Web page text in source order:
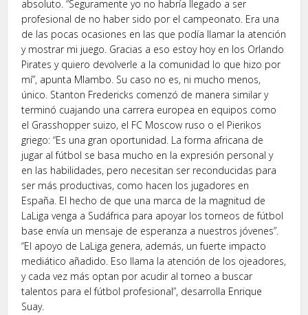
absoluto. “Seguramente yo no habría llegado a ser
profesional de no haber sido por el campeonato. Era una
de las pocas ocasiones en las que podía llamar la atención
y mostrar mi juego. Gracias a eso estoy hoy en los Orlando
Pirates y quiero devolverle a la comunidad lo que hizo por
mí”, apunta Mlambo. Su caso no es, ni mucho menos,
único. Stanton Fredericks comenzó de manera similar y
terminó cuajando una carrera europea en equipos como
el Grasshopper suizo, el FC Moscow ruso o el Pierikos
griego: “Es una gran oportunidad. La forma africana de
jugar al fútbol se basa mucho en la expresión personal y
en las habilidades, pero necesitan ser reconducidas para
ser más productivas, como hacen los jugadores en
España. El hecho de que una marca de la magnitud de
LaLiga venga a Sudáfrica para apoyar los torneos de fútbol
base envía un mensaje de esperanza a nuestros jóvenes”.
“El apoyo de LaLiga genera, además, un fuerte impacto
mediático añadido. Eso llama la atención de los ojeadores,
y cada vez más optan por acudir al torneo a buscar
talentos para el fútbol profesional”, desarrolla Enrique
Suay.